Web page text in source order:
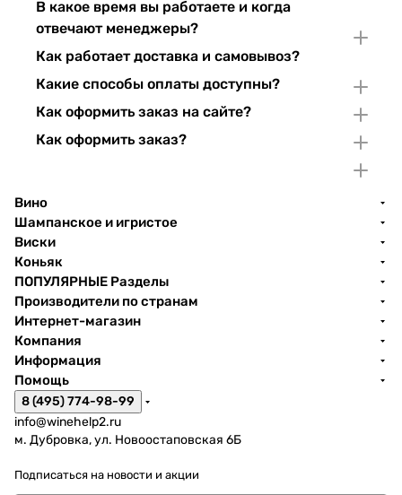
В какое время вы работаете и когда
отвечают менеджеры?
Как работает доставка и самовывоз?
Какие способы оплаты доступны?
Как оформить заказ на сайте?
Как оформить заказ?
Вино
Шампанское и игристое
Виски
Коньяк
ПОПУЛЯРНЫЕ Разделы
Производители по странам
Интернет-магазин
Компания
Информация
Помощь
8 (495) 774-98-99
info@winehelp2.ru
м. Дубровка, ул. Новоостаповская 6Б
Подписаться на новости и акции